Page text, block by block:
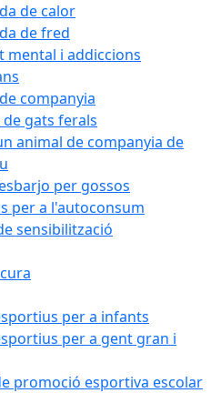
de calor
de fred
mental i addiccions
companyia
de gats ferals
animal de companyia de
per gossos
per a l'autoconsum
sensibilització
per a infants
per a gent gran i
promoció esportiva escolar